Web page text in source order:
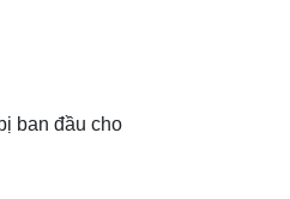
ban đầu cho